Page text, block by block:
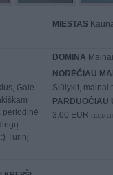
MIESTAS
DOMINA
Gale
periodinė
Turinį
NORĖČIAU
Siūlykit, mainai
PARDUOČIAU
3.00 EUR (10,37